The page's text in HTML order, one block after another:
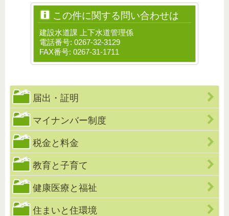
この件に関する問い合わせは
建設水道課 上下水道管理係
電話番号: 0267-32-3129
FAX番号: 0267-31-1711
届出・証明
マイナンバー制度
税金と料金
教育と子育て
健康医療と福祉
住まいと住環境